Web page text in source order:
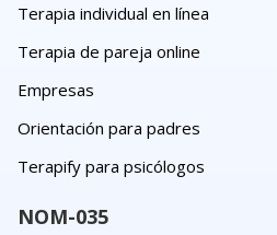
Terapia individual en línea
Terapia de pareja online
Empresas
Orientación para padres
Terapify para psicólogos
NOM-035